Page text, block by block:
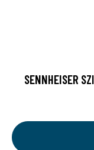
SENNHEISER